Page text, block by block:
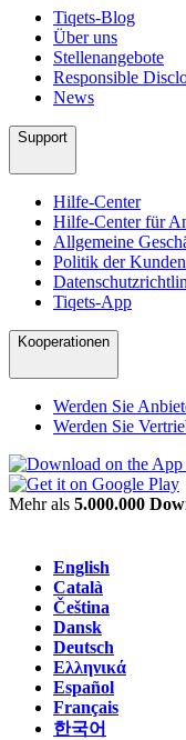
Tiqets-Blog
Über uns
Stellenangebote
Responsible
News
Support
Hilfe-Center
Hilfe-Center für
Allgemeine
Politik der
Tiqets-App
Kooperationen
Werden Sie
Werden Sie
Mehr als 5.000.000
English
Català
Čeština
Dansk
Deutsch
Ελληνικά
Español
Français
한국어